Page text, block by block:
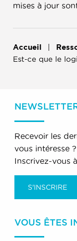
Accueil
Est-ce que le
mises à jour
Recevoir les
vous intéresse ?
Inscrivez-vous
S'INSCRIRE
VOUS ÊTES